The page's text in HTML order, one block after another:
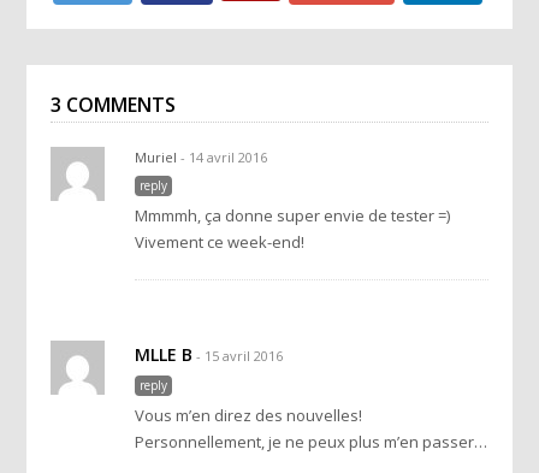
3 COMMENTS
Muriel - 14 avril 2016
reply
Mmmmh, ça donne super envie de tester =)
Vivement ce week-end!
MLLE B - 15 avril 2016
reply
Vous m’en direz des nouvelles!
Personnellement, je ne peux plus m’en passer…